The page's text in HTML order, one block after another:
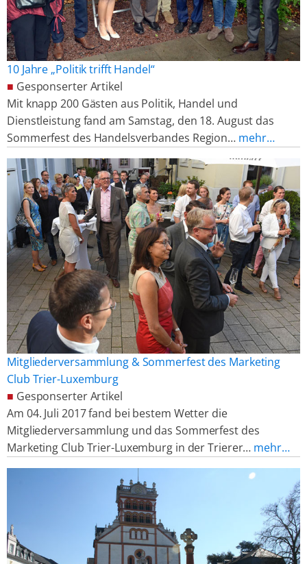
10 Jahre „Politik trifft Handel“
■ Gesponserter Artikel
Mit knapp 200 Gästen aus Politik, Handel und
Dienstleistung fand am Samstag, den 18. August das
Sommerfest des Handelsverbandes Region… mehr…
Mitgliederversammlung & Sommerfest des Marketing
Club Trier-Luxemburg
■ Gesponserter Artikel
Am 04. Juli 2017 fand bei bestem Wetter die
Mitgliederversammlung und das Sommerfest des
Marketing Club Trier-Luxemburg in der Trierer… mehr…